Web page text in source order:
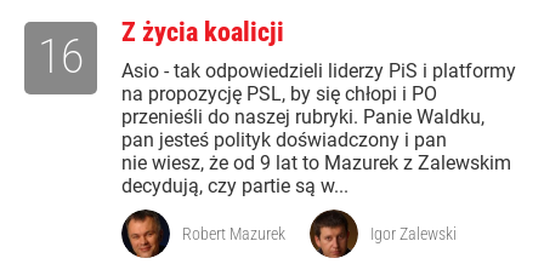
Z życia koalicji
Asio - tak odpowiedzieli liderzy PiS i platformy
na propozycję PSL, by się chłopi i PO
przenieśli do naszej rubryki. Panie Waldku,
pan jesteś polityk doświadczony i pan
nie wiesz, że od 9 lat to Mazurek z Zalewskim
decydują, czy partie są w...
16
Robert Mazurek Igor Zalewski